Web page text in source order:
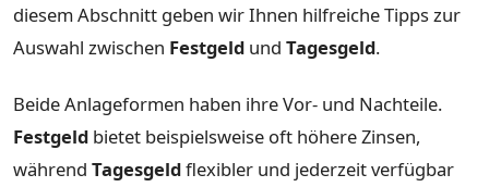
diesem Abschnitt geben wir Ihnen hilfreiche Tipps zur
Auswahl zwischen Festgeld und Tagesgeld.
Beide Anlageformen haben ihre Vor- und Nachteile.
Festgeld bietet beispielsweise oft höhere Zinsen,
während Tagesgeldflexibler und jederzeit verfügbar